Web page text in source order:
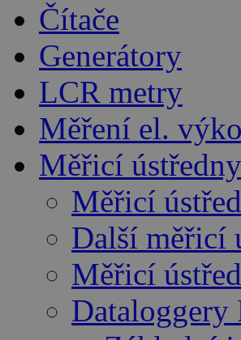
Čítače
Generátory
LCR metry
Měření el.
Měřicí
Měřicí
Další měřicí
Měřicí
Dataloggery